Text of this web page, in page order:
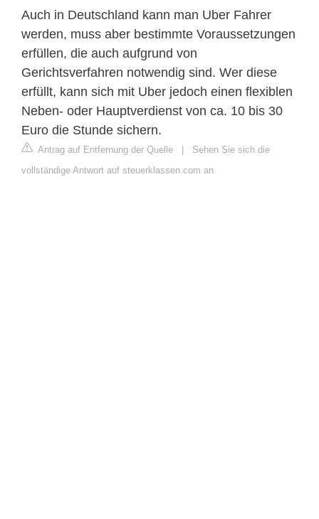
Auch in Deutschland kann man Uber Fahrer
werden, muss aber bestimmte Voraussetzungen
erfüllen, die auch aufgrund von
Gerichtsverfahren notwendig sind. Wer diese
erfüllt, kann sich mit Uber jedoch einen flexiblen
Neben- oder Hauptverdienst von ca. 10 bis 30
Euro die Stunde sichern.
Antrag auf Entfernung der Quelle | Sehen Sie sich die
vollständige Antwort auf steuerklassen.com an